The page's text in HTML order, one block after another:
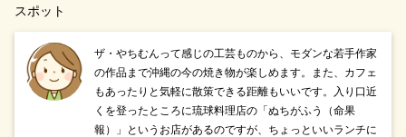
スポット
ザ・やちむんって感じの工芸ものから、モダンな若手作家
の作品まで沖縄の今の焼き物が楽しめます。また、カフェ
もあったりと気軽に散策できる距離もいいです。入り口近
くを登ったところに琉球料理店の「ぬちがふう（命果
報）」というお店があるのですが、ちょっといいランチに